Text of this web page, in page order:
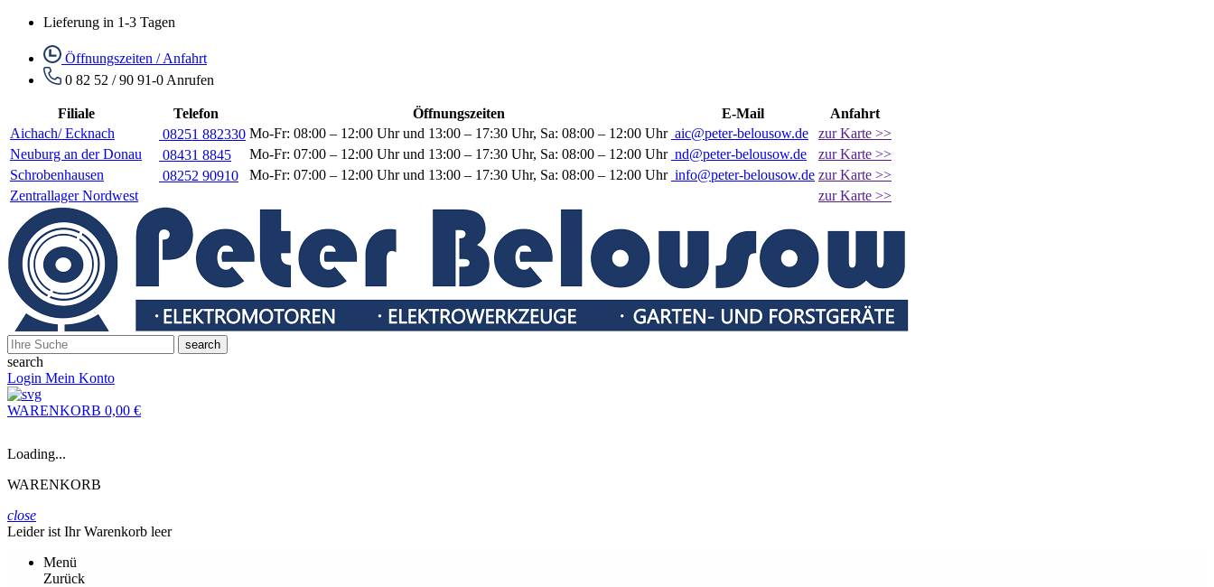
Lieferung in 1-3 Tagen
Öffnungszeiten / Anfahrt
0 82 52 / 90 91-0 Anrufen
Filiale Telefon Öffnungszeiten E-Mail
Anfahrt
Aichach/ Ecknach
08251 882330 Mo-Fr: 08:00 – 12:00 Uhr und 13:00 – 17:30 Uhr, Sa: 08:00 – 12:00 Uhr aic@peter-belousow.de
zur Karte >>
Neuburg an der Donau
08431 8845 Mo-Fr: 07:00 – 12:00 Uhr und 13:00 – 17:30 Uhr, Sa: 08:00 – 12:00 Uhr nd@peter-belousow.de
zur Karte >>
Schrobenhausen
08252 90910 Mo-Fr: 07:00 – 12:00 Uhr und 13:00 – 17:30 Uhr, Sa: 08:00 – 12:00 Uhr info@peter-belousow.de zur Karte >>
Zentrallager Nordwest
zur Karte >>
search
search
Login Mein Konto
WARENKORB 0,00 €
Loading...
WARENKORB
close
Leider ist Ihr Warenkorb leer
Menü
Zurück